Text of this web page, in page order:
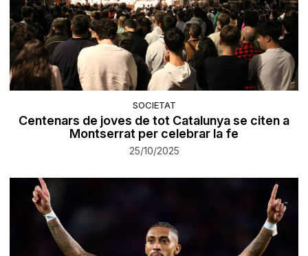
SOCIETAT
Centenars de joves de tot Catalunya se citen a
Montserrat per celebrar la fe
25/10/2025